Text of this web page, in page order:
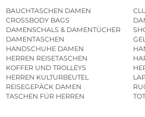
BAUCHTASCHEN DAMEN
CROSSBODY BAGS
DAMENSCHALS & DAMENTÜCHER
DAMENTASCHEN
HANDSCHUHE DAMEN
HERREN REISETASCHEN
KOFFER UND TROLLEYS
HERREN KULTURBEUTEL
REISEGEPÄCK DAMEN
TASCHEN FÜR HERREN